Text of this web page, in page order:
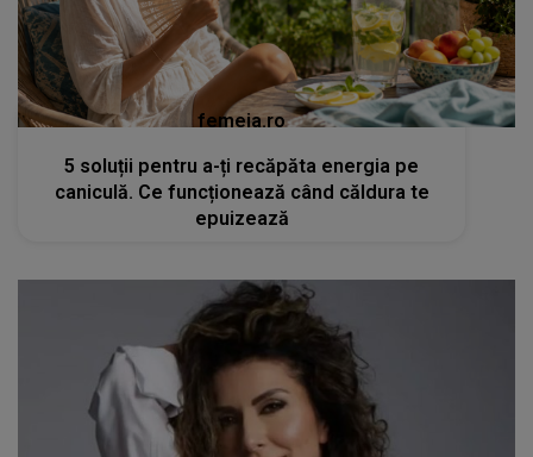
femeia.ro
5 soluții pentru a-ți recăpăta energia pe
caniculă. Ce funcționează când căldura te
epuizează